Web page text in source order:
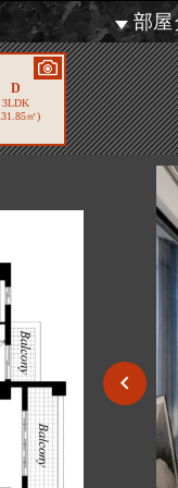
部屋
D
3LDK
㎡)
5/